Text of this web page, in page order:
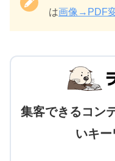
は画像→PDF
集客できるコン
いキー